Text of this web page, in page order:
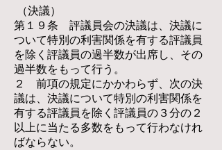
（決議）
第１９条 評議員会の決議は、決議に
ついて特別の利害関係を有する評議員
を除く評議員の過半数が出席し、その
過半数をもって行う。
２ 前項の規定にかかわらず、次の決
議は、決議について特別の利害関係を
有する評議員を除く評議員の３分の２
以上に当たる多数をもって行わなけれ
ばならない。